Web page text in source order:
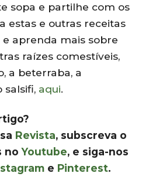
sopa e partilhe com os
estas e outras receitas
e aprenda mais sobre
raízes comestíveis,
a beterraba, a
salsifi, aqui.
Revista, subscreva o
noYoutube, e siga-nos
e Pinterest.